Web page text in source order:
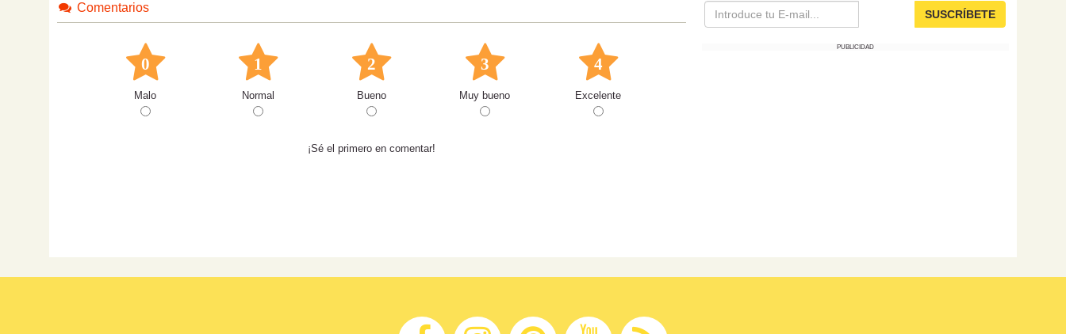
Comentarios
0
Malo
1
Normal
2
Bueno
3
Muy bueno
4
Excelente
¡Sé el primero en comentar!
SUSCRÍBETE
PUBLICIDAD